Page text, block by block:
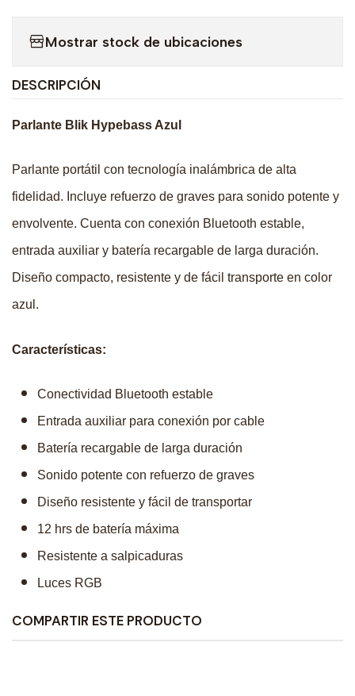
Mostrar stock de ubicaciones
DESCRIPCIÓN
Parlante Blik Hypebass Azul
Parlante portátil con tecnología inalámbrica de alta
fidelidad. Incluye refuerzo de graves para sonido potente y
envolvente. Cuenta con conexión Bluetooth estable,
entrada auxiliar y batería recargable de larga duración.
Diseño compacto, resistente y de fácil transporte en color
azul.
Características:
Conectividad Bluetooth estable
Entrada auxiliar para conexión por cable
Batería recargable de larga duración
Sonido potente con refuerzo de graves
Diseño resistente y fácil de transportar
12 hrs de batería máxima
Resistente a salpicaduras
Luces RGB
COMPARTIR ESTE PRODUCTO